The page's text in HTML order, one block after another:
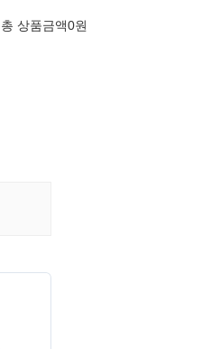
총 상품금액0원